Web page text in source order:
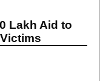
Lakh Aid to